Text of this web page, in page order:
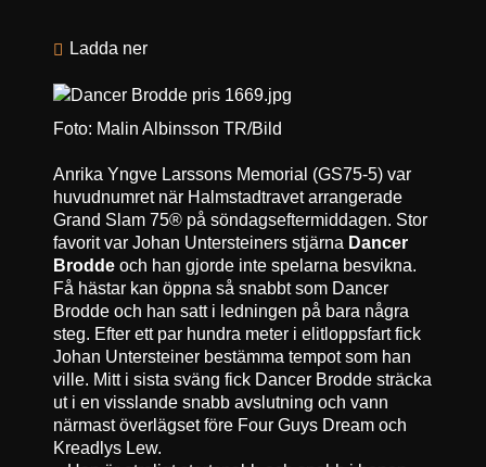
Foto: Malin Albinsson TR/Bild
Anrika Yngve Larssons Memorial (GS75-5) var
huvudnumret när Halmstadtravet arrangerade
Grand Slam 75® på söndagseftermiddagen. Stor
favorit var Johan Untersteiners stjärna Dancer
Brodde och han gjorde inte spelarna besvikna.
Få hästar kan öppna så snabbt som Dancer
Brodde och han satt i ledningen på bara några
steg. Efter ett par hundra meter i elitloppsfart fick
Johan Untersteiner bestämma tempot som han
ville. Mitt i sista sväng fick Dancer Brodde sträcka
ut i en visslande snabb avslutning och vann
närmast överlägset före Four Guys Dream och
Kreadlys Lew.
Ladda ner